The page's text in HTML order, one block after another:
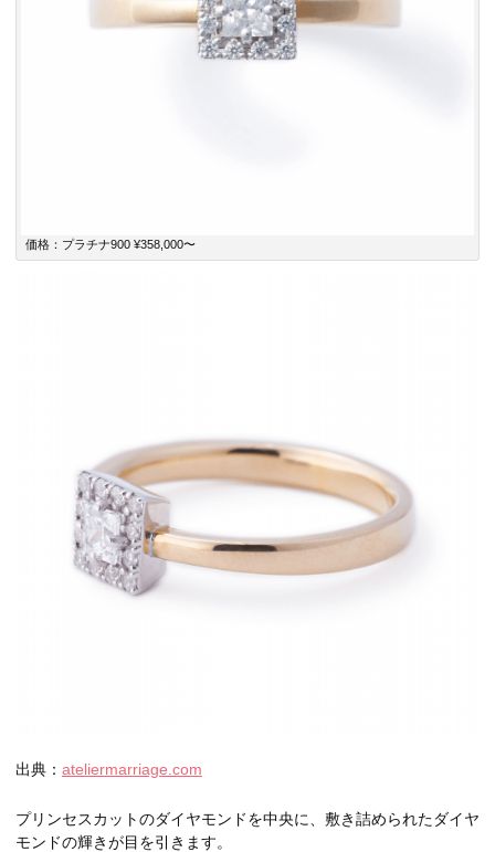
価格：プラチナ900 ¥358,000〜
出典： ateliermarriage.com
プリンセスカットのダイヤモンドを中央に、敷き詰められたダイヤ
モンドの輝きが目を引きます。